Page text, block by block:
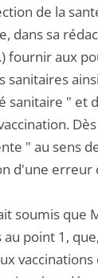
de la
dans sa
fournir aux
sanitaires
sanitaire " et
" au sens
d'une erreur
soumis que
point 1,
vaccinations